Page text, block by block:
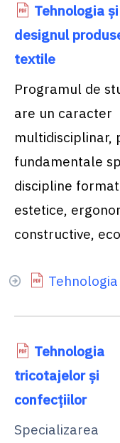
Tehnologia şi
designul
textile
Programul de
are un caracter
multidisciplinar,
fundamentale
discipline
estetice,
constructive,
Tehnologia
tricotajelor şi
confecţiilor
Specializarea